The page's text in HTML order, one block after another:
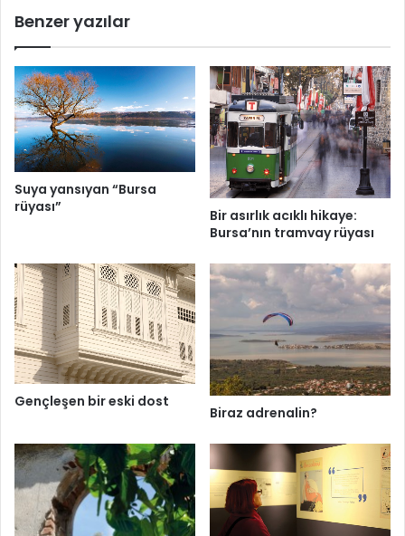
Benzer yazılar
Suya yansıyan “Bursa
rüyası”
Bir asırlık acıklı hikaye:
Bursa’nın tramvay rüyası
Gençleşen bir eski dost
Biraz adrenalin?